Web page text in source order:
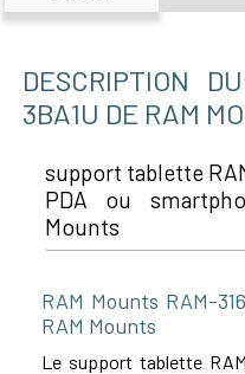
DESCRIPTION
3BA1U DE RAM
support tablette
PDA ou
Mounts
RAM Mounts RAM-
RAM Mounts
Le support tablette